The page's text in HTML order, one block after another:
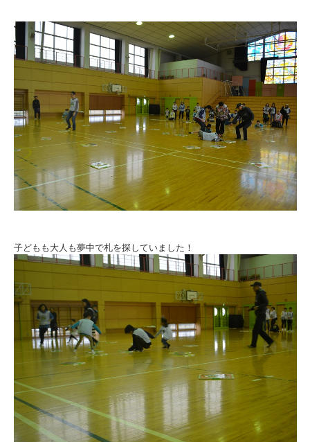
子どもも大人も夢中で札を探していました！